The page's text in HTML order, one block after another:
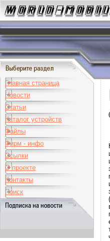
Главная страница
Новости
Статьи
Каталог устройств
Файлы
Фирм - инфо
Ссылки
О проекте
Контакты
Поиск